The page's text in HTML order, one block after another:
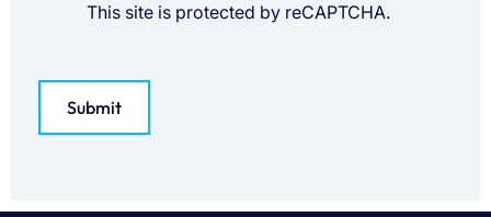
This site is protected by reCAPTCHA.
Submit